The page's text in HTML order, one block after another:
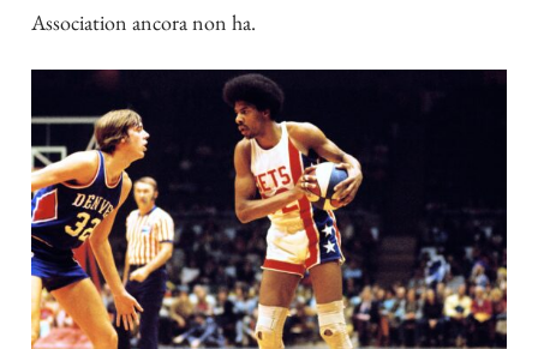
Association ancora non ha.